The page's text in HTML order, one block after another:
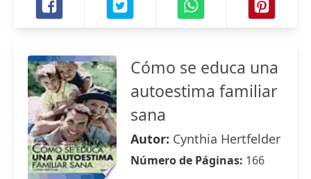
Cómo se educa una
autoestima familiar
sana
Autor: Cynthia Hertfelder
Número de Páginas: 166